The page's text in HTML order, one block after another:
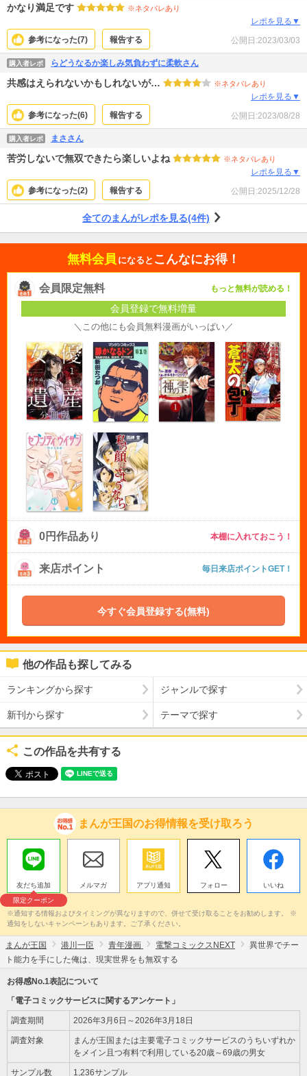
かなり満足です ※ネタバレあり
レポを見る▼
参考になった(7) 報告する 公開日:2023/03/03
購入者レポ らどうなるか楽しみ気負わずに柔軟さん
共感はえられないかもしれないが… ※ネタバレあり
レポを見る▼
参考になった(6) 報告する 公開日:2023/08/28
購入者レポ まささん
苦労しないで無双できたら楽しいよね ※ネタバレあり
レポを見る▼
参考になった(2) 報告する 公開日:2025/12/28
全てのまんがレポを見る(4件)
無料会員 になると こんなにお得！
会員限定無料 もっと無料が読める！
会員登録で無料増量
＼この他にも会員無料漫画がいっぱい／
0円作品あり 本棚に入れておこう！
来店ポイント 毎日来店ポイントGET！
今すぐ会員登録する(無料)
他の作品も探してみる
ランキングから探す ジャンルで探す
新刊から探す テーマで探す
この作品を共有する
まんが王国のお得情報を受け取ろう
友だち追加
限定クーポン
メルマガ アプリ通知 フォロー いいね
※通知する情報およびタイミングが異なりますので、併せて受け取ることをお勧めします。 ※
通知をしないキャンペーンもあります。ご了承ください。
まんが王国 港川一臣 青年漫画 電撃コミックスNEXT
異世界でチー
ト能力を手にした俺は、現実世界をも無双する
お得感No.1表記について
「電子コミックサービスに関するアンケート」
調査期間 2026年3月6日～2026年3月18日
調査対象
まんが王国または主要電子コミックサービスのうちいずれか
をメイン且つ有料で利用している20歳～69歳の男女
サンプル数 1,236サンプル